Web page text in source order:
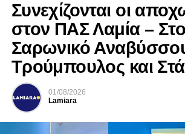
Συνεχίζονται οι
στον ΠΑΣ Λαμία –
Σαρωνικό
Τρούμπουλος και
01/08/2026
Lamiara